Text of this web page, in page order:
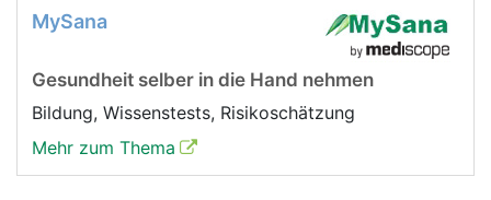
MySana
Gesundheit selber in die Hand nehmen
Bildung, Wissenstests, Risikoschätzung
Mehr zum Thema